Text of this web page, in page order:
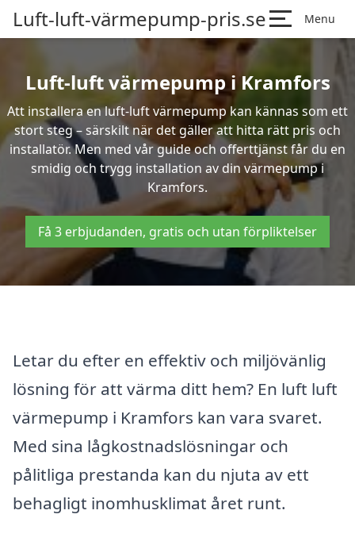
Luft-luft-värmepump-pris.se Menu
Luft-luft värmepump i Kramfors
Att installera en luft-luft värmepump kan kännas som ett
stort steg – särskilt när det gäller att hitta rätt pris och
installatör. Men med vår guide och offerttjänst får du en
smidig och trygg installation av din värmepump i
Kramfors.
Få 3 erbjudanden, gratis och utan förpliktelser
Letar du efter en effektiv och miljövänlig
lösning för att värma ditt hem? En luft luft
värmepump i Kramfors kan vara svaret.
Med sina lågkostnadslösningar och
pålitliga prestanda kan du njuta av ett
behagligt inomhusklimat året runt.